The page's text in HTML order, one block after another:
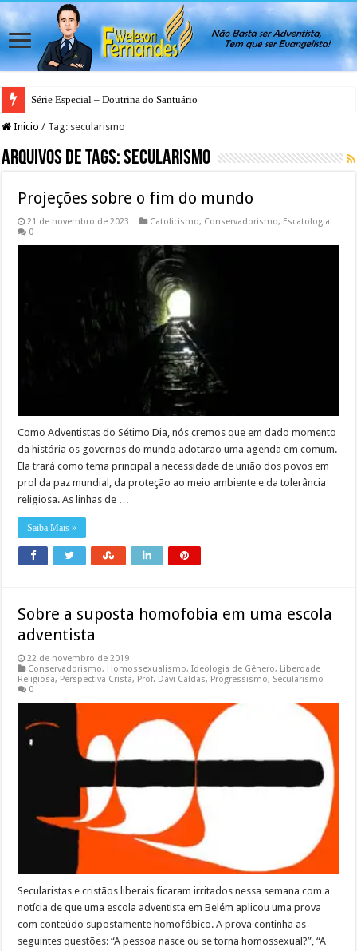
Série Especial – Doutrina do Santuário
Antes da Porta se Fechar: A Mensagem Profética do Santuário Celestial
Inicio / Tag: secularismo
Arquivos de Tags:secularismo
Projeções sobre o fim do mundo
21 de novembro de 2023 Catolicismo, Conservadorismo, Escatologia
0
Como Adventistas do Sétimo Dia, nós cremos que em dado momento
da história os governos do mundo adotarão uma agenda em comum.
Ela trará como tema principal a necessidade de união dos povos em
prol da paz mundial, da proteção ao meio ambiente e da tolerância
religiosa. As linhas de …
Saiba Mais »
Sobre a suposta homofobia em uma escola
adventista
22 de novembro de 2019
Conservadorismo, Homossexualismo,Ideologia de Gênero, Liberdade
Religiosa, Perspectiva Cristã, Prof. Davi Caldas, Progressismo, Secularismo
0
Secularistas e cristãos liberais ficaram irritados nessa semana com a
notícia de que uma escola adventista em Belém aplicou uma prova
com conteúdo supostamente homofóbico. A prova continha as
seguintes questões: “A pessoa nasce ou se torna homossexual?”, “A